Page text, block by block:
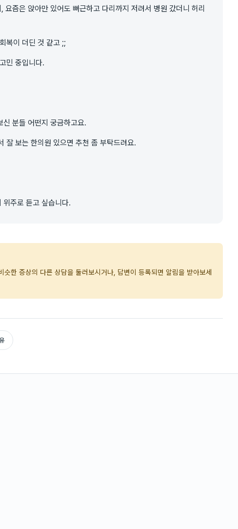
요즘은 앉아만 있어도 뻐근하고 다리까지 저려서 병원 갔더니 허리
복이 더딘 것 같고 ;;
민 중입니다.
분들 어떤지 궁금하고요.
잘 보는 한의원 있으면 추천 좀 부탁드려요.
위주로 듣고 싶습니다.
슷한 증상의 다른 상담을 둘러보시거나, 답변이 등록되면 알림을 받아보세